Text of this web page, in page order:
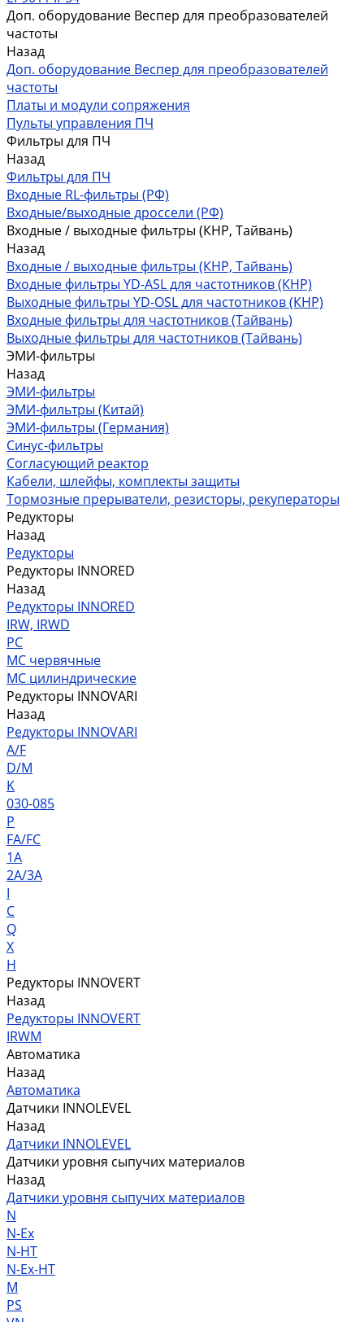
Доп. оборудование Веспер для преобразователей
частоты
Назад
Доп. оборудование Веспер для преобразователей
частоты
Платы и модули сопряжения
Пульты управления ПЧ
Фильтры для ПЧ
Назад
Фильтры для ПЧ
Входные RL-фильтры (РФ)
Входные/выходные дроссели (РФ)
Входные / выходные фильтры (КНР, Тайвань)
Назад
Входные / выходные фильтры (КНР, Тайвань)
Входные фильтры YD-ASL для частотников (КНР)
Выходные фильтры YD-OSL для частотников (КНР)
Входные фильтры для частотников (Тайвань)
Выходные фильтры для частотников (Тайвань)
ЭМИ-фильтры
Назад
ЭМИ-фильтры
ЭМИ-фильтры (Китай)
ЭМИ-фильтры (Германия)
Cинус-фильтры
Согласующий реактор
Кабели, шлейфы, комплекты защиты
Тормозные прерыватели, резисторы, рекуператоры
Редукторы
Назад
Редукторы
Редукторы INNORED
Назад
Редукторы INNORED
IRW, IRWD
PC
MC червячные
MC цилиндрические
Редукторы INNOVARI
Назад
Редукторы INNOVARI
A/F
D/M
K
030-085
P
FA/FC
1A
2A/3A
I
C
Q
X
H
Редукторы INNOVERT
Назад
Редукторы INNOVERT
IRWM
Автоматика
Назад
Автоматика
Датчики INNOLEVEL
Назад
Датчики INNOLEVEL
Датчики уровня сыпучих материалов
Назад
Датчики уровня сыпучих материалов
N
N-Ex
N-HT
N-Ex-HT
M
PS